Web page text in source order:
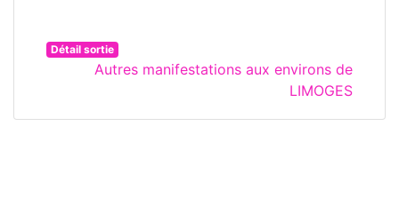
Détail sortie
Autres manifestations aux environs de
LIMOGES